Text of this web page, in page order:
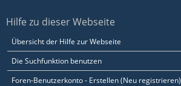
Hilfe zu dieser Webseite
Übersicht der Hilfe zur Webseite
Die Suchfunktion benutzen
Foren-Benutzerkonto - Erstellen (Neu registrieren)